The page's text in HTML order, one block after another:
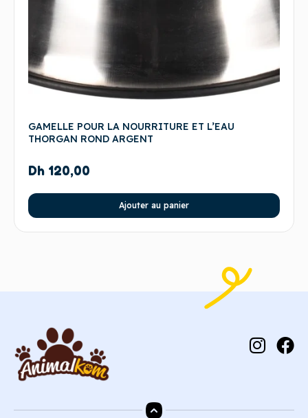
GAMELLE POUR LA NOURRITURE ET L’EAU
THORGAN ROND ARGENT
Dh 120,00
Ajouter au panier